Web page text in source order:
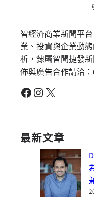
智經濟商業新聞平
業、投資與企業動
析，隸屬智聞捷發
佈與廣告合作請洽：
Facebook Instagram X
最新文章